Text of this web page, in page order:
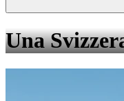
Una